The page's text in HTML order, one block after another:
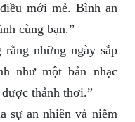
mới mẻ. Bình an
cùng bạn.”
những ngày sắp
như một bản nhạc
thảnh thơi.”
sự an nhiên và niềm